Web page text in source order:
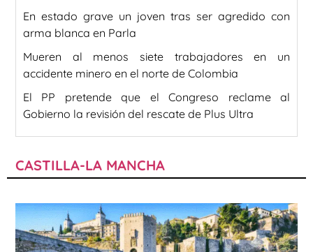
En estado grave un joven tras ser agredido con
arma blanca en Parla
Mueren al menos siete trabajadores en un
accidente minero en el norte de Colombia
El PP pretende que el Congreso reclame al
Gobierno la revisión del rescate de Plus Ultra
CASTILLA-LA MANCHA